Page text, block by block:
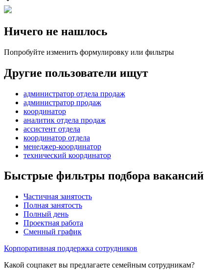
Ничего не нашлось
Попробуйте изменить формулировку или фильтры
Другие пользователи ищут
администратор отдела продаж
администратор продаж
координатор
аналитик отдела продаж
ассистент отдела
координатор отдела
менеджер-координатор
технический координатор
Быстрые фильтры подбора вакансий
Частичная занятость
Полная занятость
Полный день
Проектная работа
Сменный график
Корпоративная поддержка сотрудников
Какой соцпакет вы предлагаете семейным сотрудникам?